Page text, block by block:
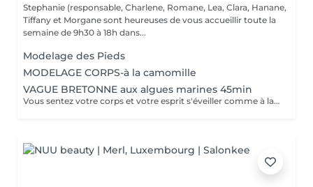
Stephanie (responsable, Charlene, Romane, Lea, Clara, Hanane,
Tiffany et Morgane sont heureuses de vous accueillir toute la
semaine de 9h30 à 18h dans...
Modelage des Pieds
MODELAGE CORPS-à la camomille
VAGUE BRETONNE aux algues marines 45min
Vous sentez votre corps et votre esprit s'éveiller comme à la suite d'un bain dans l'OCEAN. Vous vous sentez légère et revitalisée. Vos jambes retrouvent leur tonicité et leur confort.